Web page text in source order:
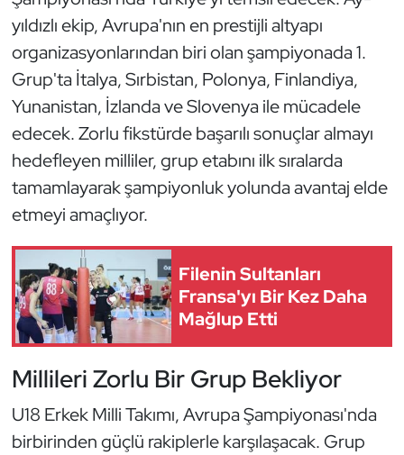
yıldızlı ekip, Avrupa'nın en prestijli altyapı
organizasyonlarından biri olan şampiyonada 1.
Grup'ta İtalya, Sırbistan, Polonya, Finlandiya,
Yunanistan, İzlanda ve Slovenya ile mücadele
edecek. Zorlu fikstürde başarılı sonuçlar almayı
hedefleyen milliler, grup etabını ilk sıralarda
tamamlayarak şampiyonluk yolunda avantaj elde
etmeyi amaçlıyor.
Filenin Sultanları
Fransa'yı Bir Kez Daha
Mağlup Etti
Millileri Zorlu Bir Grup Bekliyor
U18 Erkek Milli Takımı, Avrupa Şampiyonası'nda
birbirinden güçlü rakiplerle karşılaşacak. Grup
Eskrim
Futbol
Futsal
Genel
Golf
Güreş
Halter
Hava Sporları
İşitme Engelli Sporcular